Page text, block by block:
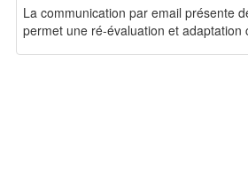
La communication par email présente
permet une ré-évaluation et